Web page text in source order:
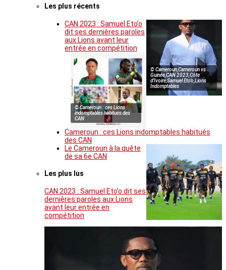
Les plus récents
© Cameroun,Cameroun vs
Guinée,CAN 2023,Côte
d’Ivoire,Samuel Eto’o,Lions
Indomptables
CAN 2023 : Samuel Eto’o
dit ses dernières paroles
aux Lions avant leur
entrée en compétition
© Cameroun : ces Lions
indomptables habitués des
CAN
Cameroun : ces Lions indomptables habitués
des CAN
Le Cameroun à la quête
de sa 6e CAN
Les plus lus
CAN 2023 : Samuel Eto’o dit ses
dernières paroles aux Lions
avant leur entrée en
compétition